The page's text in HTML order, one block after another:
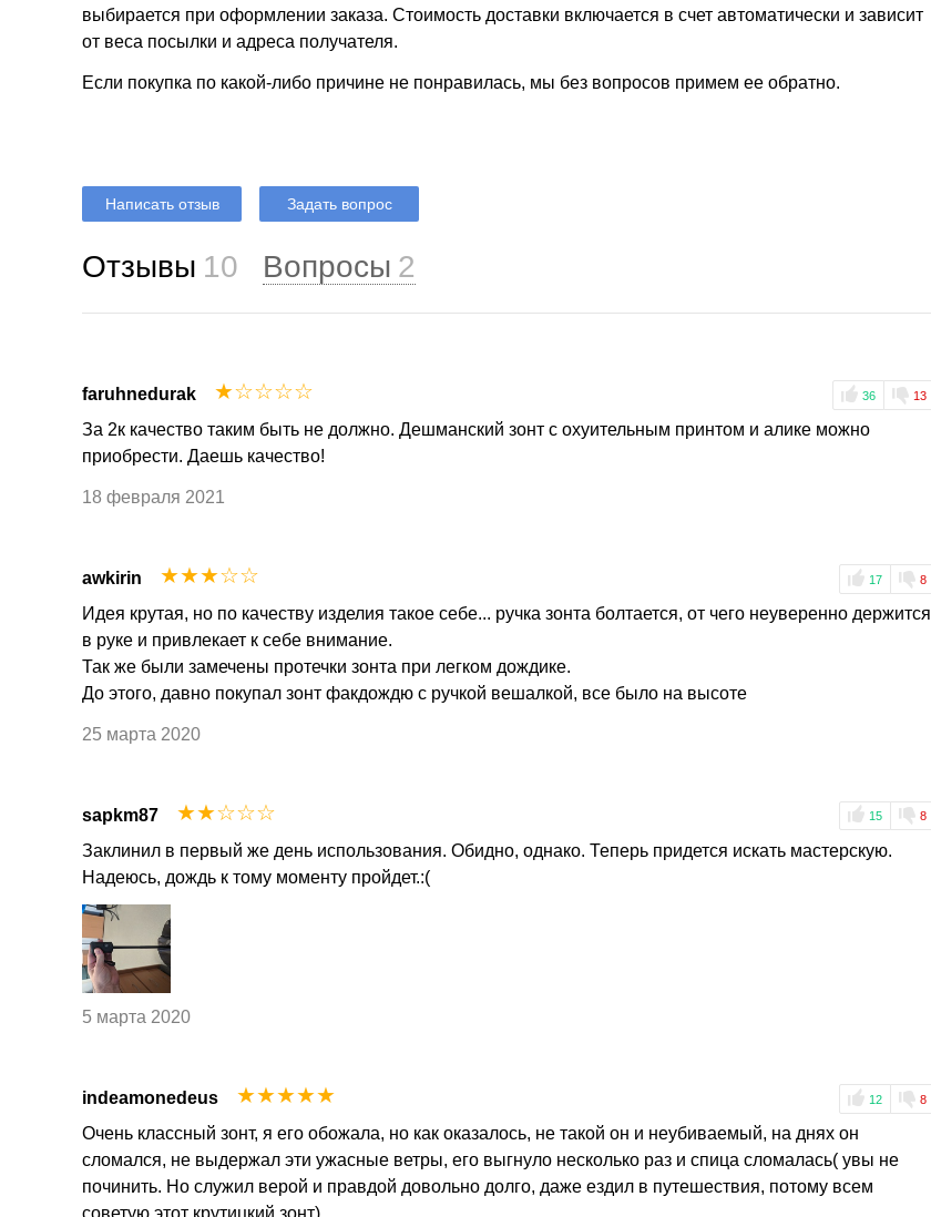
выбирается при оформлении заказа. Стоимость доставки включается в счет автоматически и зависит
от веса посылки и адреса получателя.
Если покупка по какой-либо причине не понравилась, мы без вопросов примем ее обратно.
Написать отзыв Задать вопрос
Отзывы 10 Вопросы 2
faruhnedurak 36 13
☆
☆
☆
☆
☆
За 2к качество таким быть не должно. Дешманский зонт с охуительным принтом и алике можно
приобрести. Даешь качество!
18 февраля 2021
awkirin 17 8
☆
☆
☆
☆
☆
Идея крутая, но по качеству изделия такое себе... ручка зонта болтается, от чего неуверенно держится
в руке и привлекает к себе внимание.
Так же были замечены протечки зонта при легком дождике.
До этого, давно покупал зонт факдождю с ручкой вешалкой, все было на высоте
25 марта 2020
sapkm87 15 8
☆
☆
☆
☆
☆
Заклинил в первый же день использования. Обидно, однако. Теперь придется искать мастерскую.
Надеюсь, дождь к тому моменту пройдет.:(
5 марта 2020
indeamonedeus 12 8
☆
☆
☆
☆
☆
Очень классный зонт, я его обожала, но как оказалось, не такой он и неубиваемый, на днях он
сломался, не выдержал эти ужасные ветры, его выгнуло несколько раз и спица сломалась( увы не
починить. Но служил верой и правдой довольно долго, даже ездил в путешествия, потому всем